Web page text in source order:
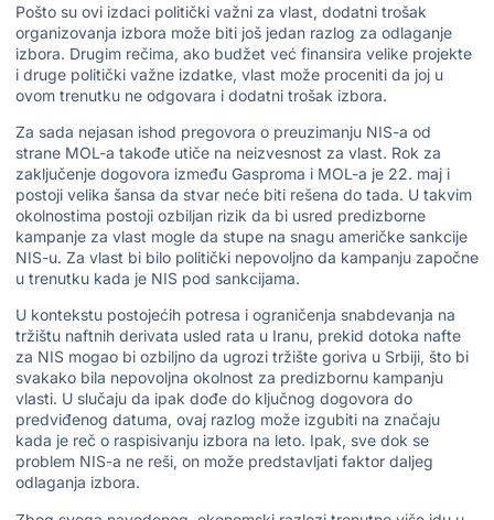
Pošto su ovi izdaci politički važni za vlast, dodatni trošak
organizovanja izbora može biti još jedan razlog za odlaganje
izbora. Drugim rečima, ako budžet već finansira velike projekte
i druge politički važne izdatke, vlast može proceniti da joj u
ovom trenutku ne odgovara i dodatni trošak izbora.
Za sada nejasan ishod pregovora o preuzimanju NIS-a od
strane MOL-a takođe utiče na neizvesnost za vlast. Rok za
zaključenje dogovora između Gasproma i MOL-a je 22. maj i
postoji velika šansa da stvar neće biti rešena do tada. U takvim
okolnostima postoji ozbiljan rizik da bi usred predizborne
kampanje za vlast mogle da stupe na snagu američke sankcije
NIS-u. Za vlast bi bilo politički nepovoljno da kampanju započne
u trenutku kada je NIS pod sankcijama.
U kontekstu postojećih potresa i ograničenja snabdevanja na
tržištu naftnih derivata usled rata u Iranu, prekid dotoka nafte
za NIS mogao bi ozbiljno da ugrozi tržište goriva u Srbiji, što bi
svakako bila nepovoljna okolnost za predizbornu kampanju
vlasti. U slučaju da ipak dođe do ključnog dogovora do
predviđenog datuma, ovaj razlog može izgubiti na značaju
kada je reč o raspisivanju izbora na leto. Ipak, sve dok se
problem NIS-a ne reši, on može predstavljati faktor daljeg
odlaganja izbora.